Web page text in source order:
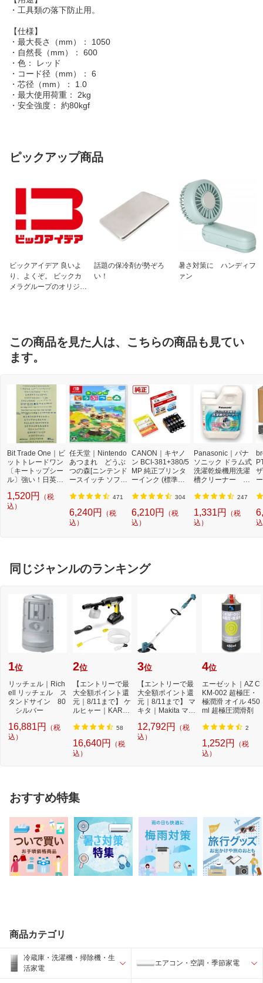
・工具類の落下防止用。
【仕様】
・最大長さ（mm）： 1050
・自然長（mm）： 600
・色： レッド
・コード径（mm）： 6
・芯径（mm）： 1.0
・最大使用荷重： 2kg
・安全強度： 約80kgf
ピックアップ商品
ビックアイデア 良いよ
り、よくぞ。 ビックカ
メラグループのオリジナ
話題の保冷剤が勢ぞろ
い！
暑さ対策に ハンディフ
ァン
この商品を見た人は、こちらの商品も見てい
ます。
Bit Trade One｜ビ
ットトレードワン
〔キートップシー
ル〕強い！日英対
プシールセット ブ
ルー DYKTSBL
1,520円
（税
込）
任天堂｜Nintendo
あつまれ どうぶ
つの森[ニンテンド
ースイッチ ソフ
471
6,240円
（税
込）
CANON｜キヤノ
ン BCI-381+380/5
MP 純正プリンタ
ーインク (標準容
3813805MP] 304
6,210円
（税
込）
Panasonic｜パナ
ソニック ドラム式
洗濯乾燥機用洗濯
槽クリーナー N-
機 洗浄 洗剤 750m
247
1,331円
（税
込）
T
同じジャンルのランキング
1位
リッチェル｜Rich
ell リッチェル ス
タンドサイン 80
シルバー
16,881円
（税
込）
2位
【エントリーで最
大全額ポイント還
元｜8/11まで】 ケ
ルヒャー｜KARC
圧...
58
16,640円
（税
込）
3位
【エントリーで最
大全額ポイント還
元｜8/11まで】 マ
キタ｜Makita マキ
12,792円
（税
込）
4位
エーゼット｜AZ C
KM-002 超極圧・
極潤滑 オイル 450
ml 超極圧潤滑剤
2
1,252円
（税
込）
おすすめ特集
商品カテゴリ
冷蔵庫・洗濯機・掃除機・生
活家電
エアコン・空調・季節家電